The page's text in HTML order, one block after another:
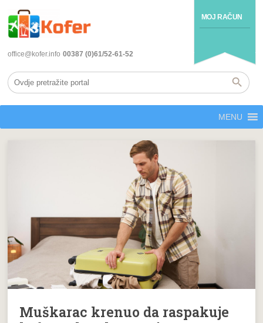
MOJ RAČUN
office@kofer.info 00387 (0)61/52-61-52
MENU
Muškarac krenuo da raspakuje